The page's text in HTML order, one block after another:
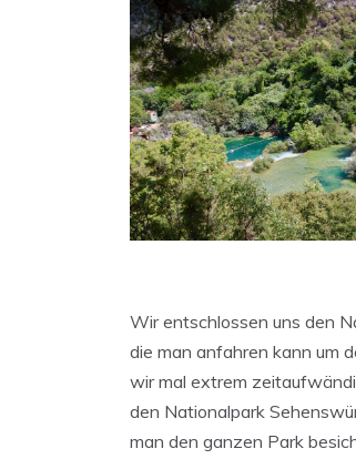
Wir entschlossen uns den
die man anfahren kann um
wir mal extrem
den Nationalpark
man den ganzen Park